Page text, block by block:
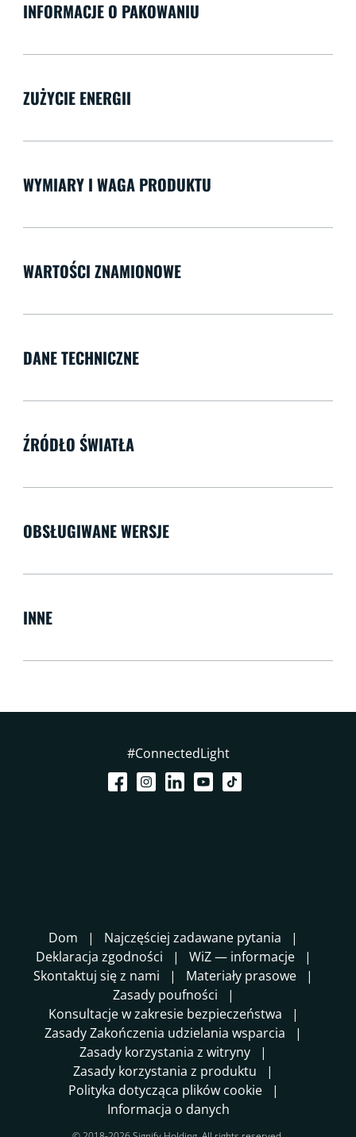
INFORMACJE O PAKOWANIU
ZUŻYCIE ENERGII
WYMIARY I WAGA PRODUKTU
WARTOŚCI ZNAMIONOWE
DANE TECHNICZNE
ŹRÓDŁO ŚWIATŁA
OBSŁUGIWANE WERSJE
INNE
#ConnectedLight
Dom
Najczęściej zadawane pytania
Deklaracja zgodności
WiZ — informacje
Skontaktuj się z nami
Materiały prasowe
Zasady poufności
Konsultacje w zakresie bezpieczeństwa
Zasady Zakończenia udzielania wsparcia
Zasady korzystania z witryny
Zasady korzystania z produktu
Polityka dotycząca plików cookie
Informacja o danych